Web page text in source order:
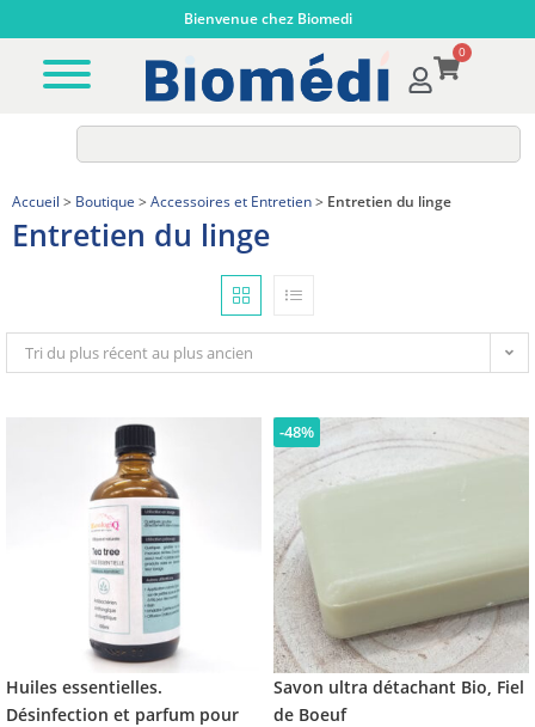
Bienvenue chez Biomedi
0
Accueil > Boutique > Accessoires et Entretien> Entretien du linge
Entretien du linge
Tri du plus récent au plus ancien
Huiles essentielles.
Désinfection et parfum pour
-48%
Savon ultra détachant Bio, Fiel
de Boeuf